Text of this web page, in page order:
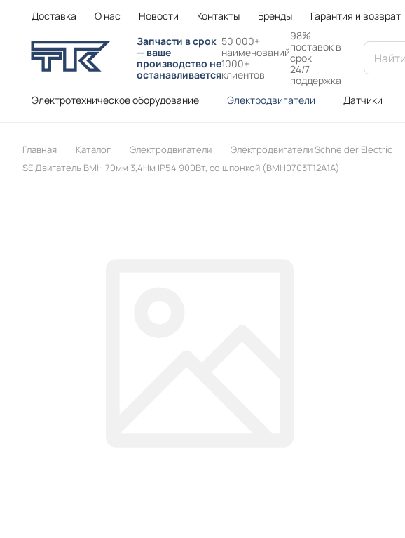
Доставка О нас Новости Контакты Бренды Гарантия и возврат
Запчасти в срок
— ваше
производство не
останавливается
50 000+
наименований
1000+
клиентов
98%
поставок в
срок
24/7
поддержка
Электротехническое оборудование Электродвигатели Датчики
Главная Каталог Электродвигатели Электродвигатели Schneider Electric
SE Двигатель BMH 70мм 3,4Нм IP54 900Вт, со шпонкой (BMH0703T12A1A)